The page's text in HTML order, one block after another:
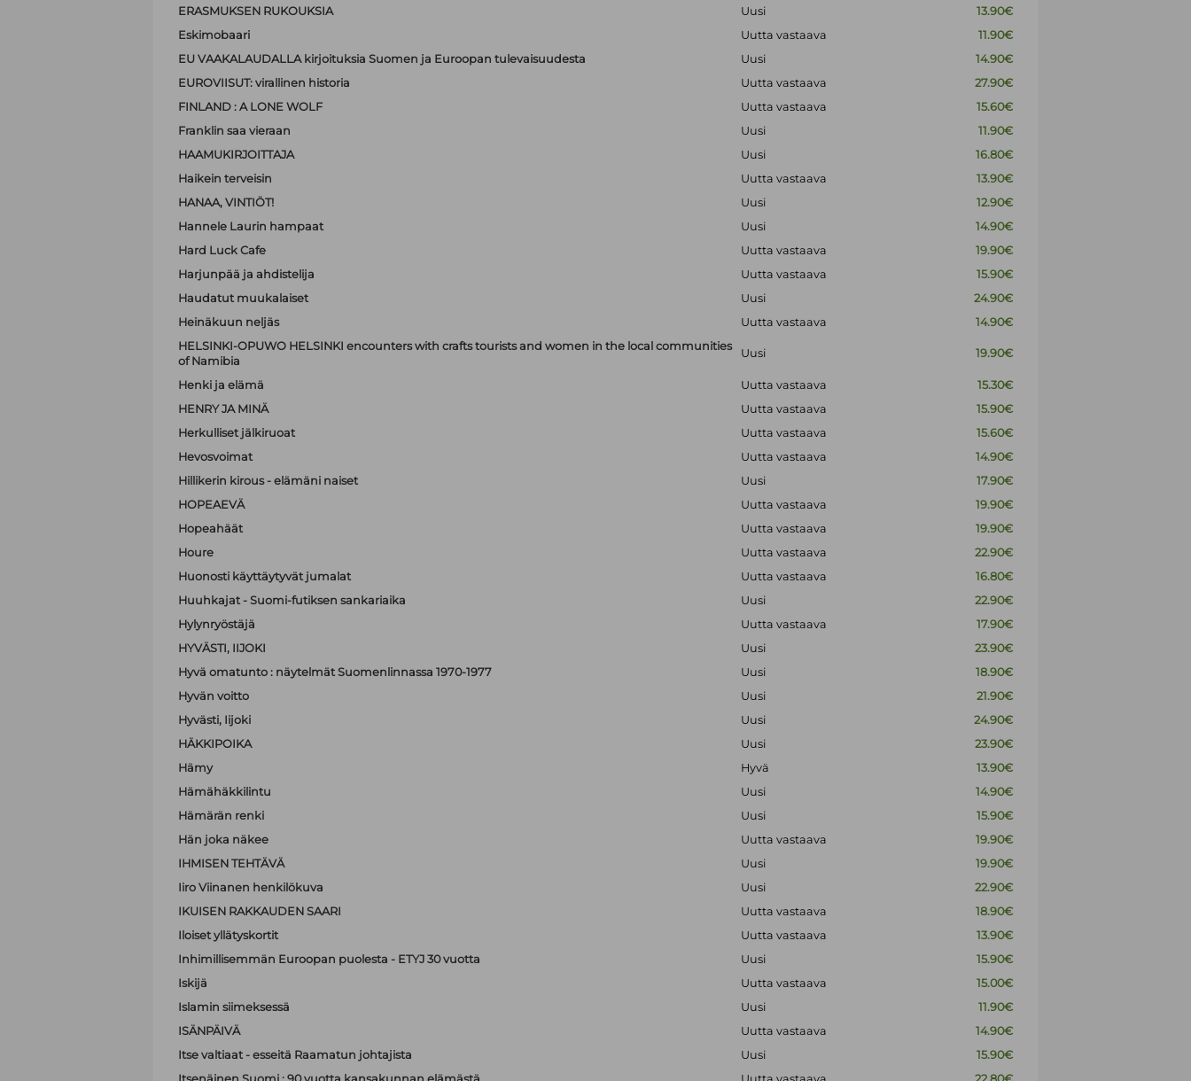
ERASMUKSEN RUKOUKSIA
Uusi
13.90€
Eskimobaari
Uutta vastaava
11.90€
EU VAAKALAUDALLA kirjoituksia Suomen ja Euroopan tulevaisuudesta
Uusi
14.90€
EUROVIISUT: virallinen historia
Uutta vastaava
27.90€
FINLAND : A LONE WOLF
Uutta vastaava
15.60€
Franklin saa vieraan
Uusi
11.90€
HAAMUKIRJOITTAJA
Uusi
16.80€
Haikein terveisin
Uutta vastaava
13.90€
HANAA, VINTIÖT!
Uusi
12.90€
Hannele Laurin hampaat
Uusi
14.90€
Hard Luck Cafe
Uutta vastaava
19.90€
Harjunpää ja ahdistelija
Uutta vastaava
15.90€
Haudatut muukalaiset
Uusi
24.90€
Heinäkuun neljäs
Uutta vastaava
14.90€
HELSINKI-OPUWO HELSINKI encounters with crafts tourists and women in the local communities
of Namibia
Uusi 19.90€
Henki ja elämä Uutta vastaava
15.30€
HENRY JA MINÄ
Uutta vastaava
15.90€
Herkulliset jälkiruoat
Uutta vastaava
15.60€
Hevosvoimat
Uutta vastaava
14.90€
Hillikerin kirous - elämäni naiset
Uusi
17.90€
HOPEAEVÄ
Uutta vastaava
19.90€
Hopeahäät
Uutta vastaava
19.90€
Houre
Uutta vastaava
22.90€
Huonosti käyttäytyvät jumalat
Uutta vastaava
16.80€
Huuhkajat - Suomi-futiksen sankariaika
Uusi
22.90€
Hylynryöstäjä
Uutta vastaava
17.90€
HYVÄSTI, IIJOKI
Uusi
23.90€
Hyvä omatunto : näytelmät Suomenlinnassa 1970-1977
Uusi
18.90€
Hyvän voitto
Uusi
21.90€
Hyvästi, Iijoki
Uusi
24.90€
HÄKKIPOIKA
Uusi
23.90€
Hämy
Hyvä
13.90€
Hämähäkkilintu
Uusi
14.90€
Hämärän renki
Uusi
15.90€
Hän joka näkee
Uutta vastaava
19.90€
IHMISEN TEHTÄVÄ
Uusi
19.90€
Iiro Viinanen henkilökuva
Uusi
22.90€
IKUISEN RAKKAUDEN SAARI
Uutta vastaava
18.90€
Iloiset yllätyskortit
Uutta vastaava
13.90€
Inhimillisemmän Euroopan puolesta - ETYJ 30 vuotta
Uusi
15.90€
Iskijä
Uutta vastaava
15.00€
Islamin siimeksessä
Uusi
11.90€
ISÄNPÄIVÄ
Uutta vastaava
14.90€
Itse valtiaat - esseitä Raamatun johtajista
Uusi
15.90€